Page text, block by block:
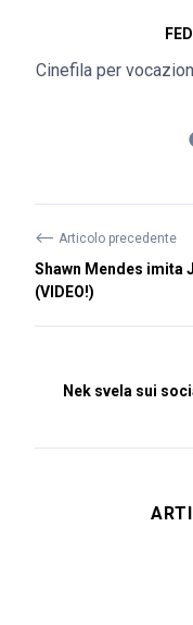
Cinefila per
⟵ Articolo precedente
Shawn Mendes imita
(VIDEO!)
Nek svela sui